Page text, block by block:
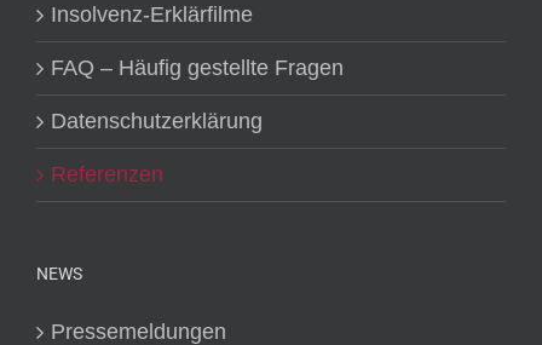
Insolvenz-Erklärfilme
FAQ – Häufig gestellte Fragen
Datenschutzerklärung
Referenzen
NEWS
Pressemeldungen